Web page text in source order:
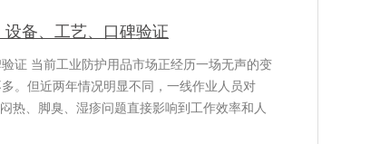
备、工艺、口碑验证
证 当前工业防护用品市场正经历一场无声的变
。但近两年情况明显不同，一线作业人员对
热、脚臭、湿疹问题直接影响到工作效率和人